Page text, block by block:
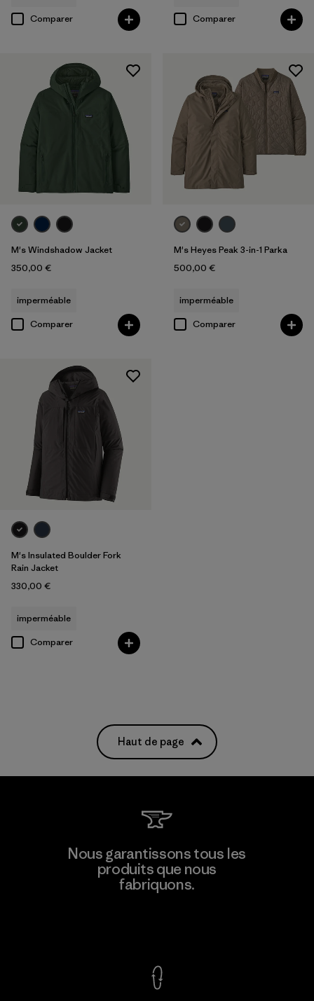
Comparer
Comparer
M's Windshadow Jacket
350,00 €
imperméable
Comparer
M's Heyes Peak 3-in-1 Parka
500,00 €
imperméable
Comparer
M's Insulated Boulder Fork
Rain Jacket
330,00 €
imperméable
Comparer
Haut de page
Nous garantissons tous les
produits que nous
fabriquons.